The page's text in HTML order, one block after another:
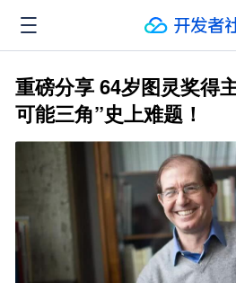
重磅分享 64岁图灵奖得
可能三角”史上难题！